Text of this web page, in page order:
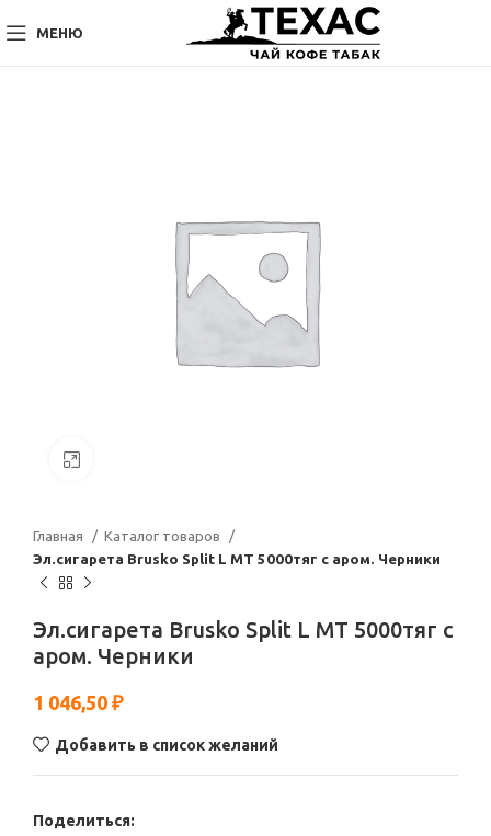
МЕНЮ
Главная
Каталог товаров
Эл.сигарета Brusko Split L МТ 5000тяг с аром. Черники
Эл.сигарета Brusko Split L МТ 5000тяг с
аром. Черники
1 046,50 ₽
Добавить в список желаний
Поделиться: